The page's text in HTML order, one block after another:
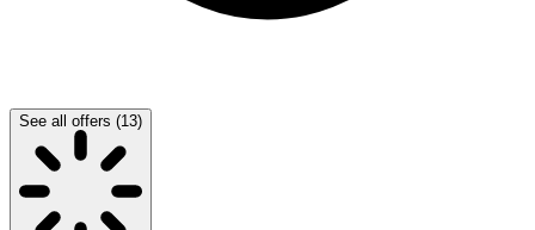
See all offers (13)